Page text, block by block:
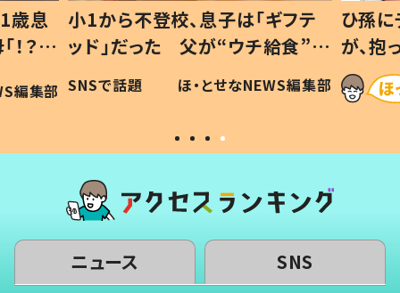
歳息
？」
編集部
小1から不登校、息子は「ギフテ
ッド」だった 父が“ウチ給食”を
作り続ける理由とは #令和の親
#令和の子
SNSで話題 ほ・とせなNEWS編集部
ひ孫
が、
「涙が
い」
ニュース SNS